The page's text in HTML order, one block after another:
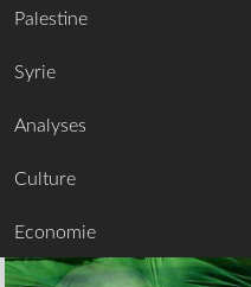
Palestine
Syrie
Analyses
Culture
Economie